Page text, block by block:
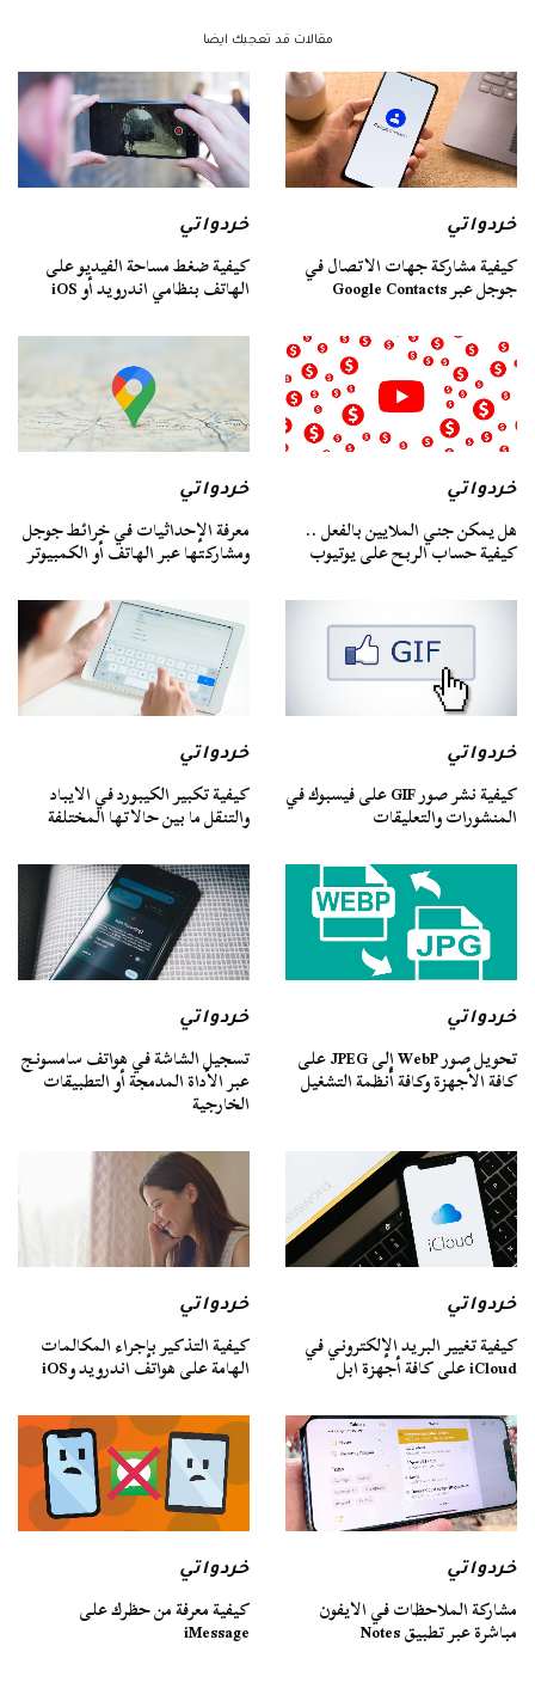
مقالات قد تعجبك ايضا
خردواتي
كيفية مشاركة جهات الاتصال في
جوجل عبر Google Contacts
خردواتي
كيفية ضغط مساحة الفيديو على
الهاتف بنظامي اندرويد أو iOS
خردواتي
هل يمكن جني الملايين بالفعل ..
كيفية حساب الربح على يوتيوب
خردواتي
معرفة الإحداثيات في خرائط جوجل
ومشاركتها عبر الهاتف أو الكمبيوتر
خردواتي
كيفية نشر صور GIF على فيسبوك في
المنشورات والتعليقات
خردواتي
كيفية تكبير الكيبورد في الايباد
والتنقل ما بين حالاتها المختلفة
خردواتي
تحويل صور WebP إلى JPEG على
كافة الأجهزة وكافة أنظمة التشغيل
خردواتي
تسجيل الشاشة في هواتف سامسونج
عبر الأداة المدمجة أو التطبيقات
الخارجية
خردواتي
كيفية تغيير البريد الإلكتروني في
iCloud على كافة أجهزة ابل
خردواتي
كيفية التذكير بإجراء المكالمات
الهامة على هواتف اندرويد وiOS
خردواتي
مشاركة الملاحظات في الايفون
مباشرة عبر تطبيق Notes
خردواتي
كيفية معرفة من حظرك على
iMessage